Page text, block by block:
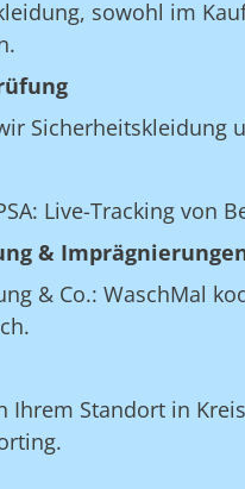
sowohl im
Sicherheitskleidung
Live-Tracking von
&
& Co.: WaschMal
Ihrem Standort in